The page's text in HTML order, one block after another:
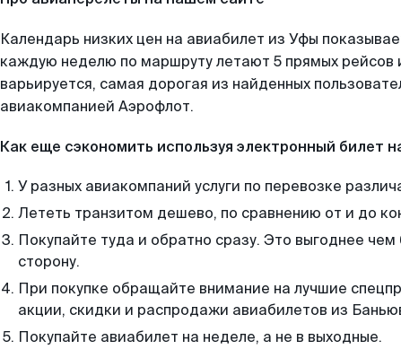
Календарь низких цен на авиабилет из Уфы
каждую неделю по маршруту летают 5 прямых рейсов
варьируется, самая дорогая из найденных
авиакомпанией Аэрофлот.
Как еще сэкономить используя электронный билет
У разных авиакомпаний услуги по перевозке
Лететь транзитом дешево, по сравнению от и до
Покупайте туда и обратно сразу. Это выгоднее
сторону.
При покупке обращайте внимание на лучшие
акции, скидки и распродажи авиабилетов из
Покупайте авиабилет на неделе, а не в выходные.